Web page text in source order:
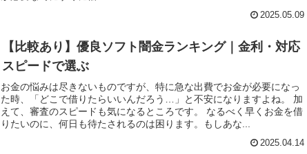
2025.05.09
【比較あり】優良ソフト闇金ランキング｜金利・対応
スピードで選ぶ
お金の悩みは尽きないものですが、特に急な出費でお金が必要になっ
た時、「どこで借りたらいいんだろう…」と不安になりますよね。 加
えて、審査のスピードも気になるところです。 なるべく早くお金を借
りたいのに、何日も待たされるのは困ります。もしあな...
2025.04.14